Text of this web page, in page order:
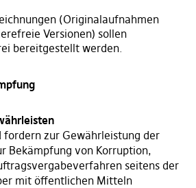
(Originalaufnahmen
Versionen) sollen
bereitgestellt werden.
fordern zur Gewährleistung der
Bekämpfung von Korruption,
seitens der
mit öffentlichen Mitteln